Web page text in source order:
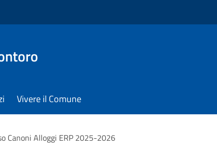
Vivere il Comune
Canoni Alloggi ERP 2025-2026